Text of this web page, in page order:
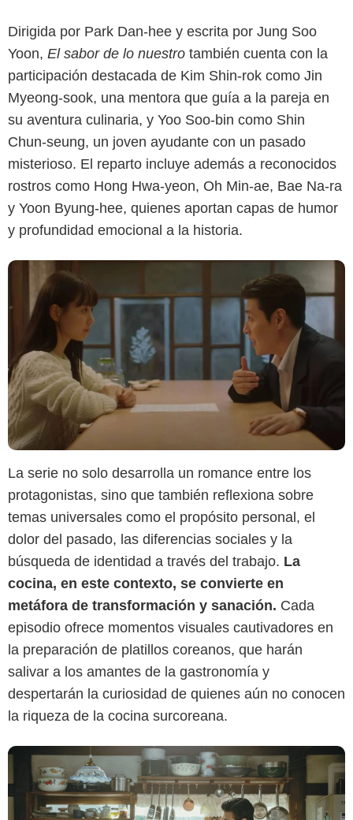
Dirigida por Park Dan-hee y escrita por Jung Soo
Yoon, El sabor de lo nuestro también cuenta con la
participación destacada de Kim Shin-rok como Jin
Myeong-sook, una mentora que guía a la pareja en
su aventura culinaria, y Yoo Soo-bin como Shin
Chun-seung, un joven ayudante con un pasado
misterioso. El reparto incluye además a reconocidos
rostros como Hong Hwa-yeon, Oh Min-ae, Bae Na-ra
y Yoon Byung-hee, quienes aportan capas de humor
y profundidad emocional a la historia.
Captura de pantalla
La serie no solo desarrolla un romance entre los
protagonistas, sino que también reflexiona sobre
temas universales como el propósito personal, el
dolor del pasado, las diferencias sociales y la
búsqueda de identidad a través del trabajo. La
cocina, en este contexto, se convierte en
metáfora de transformación y sanación. Cada
episodio ofrece momentos visuales cautivadores en
la preparación de platillos coreanos, que harán
salivar a los amantes de la gastronomía y
despertarán la curiosidad de quienes aún no conocen
la riqueza de la cocina surcoreana.
Netflix